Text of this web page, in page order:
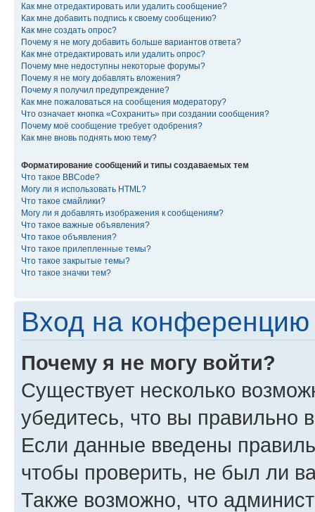
Как мне отредактировать или удалить сообщение?
Как мне добавить подпись к своему сообщению?
Как мне создать опрос?
Почему я не могу добавить больше вариантов ответа?
Как мне отредактировать или удалить опрос?
Почему мне недоступны некоторые форумы?
Почему я не могу добавлять вложения?
Почему я получил предупреждение?
Как мне пожаловаться на сообщения модератору?
Что означает кнопка «Сохранить» при создании сообщения?
Почему моё сообщение требует одобрения?
Как мне вновь поднять мою тему?
Форматирование сообщений и типы создаваемых тем
Что такое BBCode?
Могу ли я использовать HTML?
Что такое смайлики?
Могу ли я добавлять изображения к сообщениям?
Что такое важные объявления?
Что такое объявления?
Что такое прилепленные темы?
Что такое закрытые темы?
Что такое значки тем?
Вход на конференцию
Почему я не могу войти?
Существует несколько
убедитесь, что вы правильно
Если данные введены
чтобы проверить, не был ли
Также возможно, что